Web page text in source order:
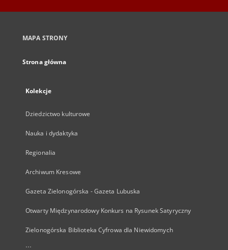
MAPA STRONY
Strona główna
Kolekcje
Dziedzictwo kulturowe
Nauka i dydaktyka
Regionalia
Archiwum Kresowe
Gazeta Zielonogórska - Gazeta Lubuska
Otwarty Międzynarodowy Konkurs na Rysunek Satyryczny
Zielonogórska Biblioteka Cyfrowa dla Niewidomych
...